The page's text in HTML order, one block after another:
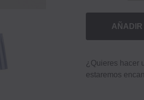
¿Quieres hacer
estaremos